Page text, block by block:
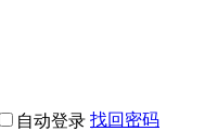
自动登录 找回密码